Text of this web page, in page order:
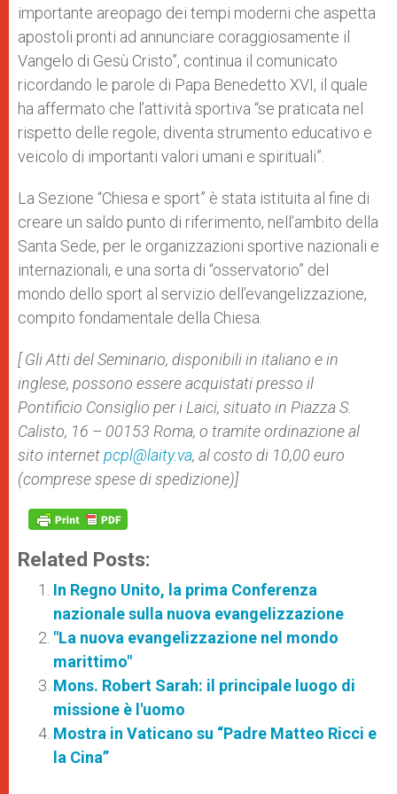
importante areopago dei tempi moderni che aspetta
apostoli pronti ad annunciare coraggiosamente il
Vangelo di Gesù Cristo”, continua il comunicato
ricordando le parole di Papa Benedetto XVI, il quale
ha affermato che l’attività sportiva “se praticata nel
rispetto delle regole, diventa strumento educativo e
veicolo di importanti valori umani e spirituali”.
La Sezione “Chiesa e sport” è stata istituita al fine di
creare un saldo punto di riferimento, nell’ambito della
Santa Sede, per le organizzazioni sportive nazionali e
internazionali, e una sorta di “osservatorio” del
mondo dello sport al servizio dell’evangelizzazione,
compito fondamentale della Chiesa.
[ Gli Atti del Seminario, disponibili in italiano e in
inglese, possono essere acquistati presso il
Pontificio Consiglio per i Laici, situato in Piazza S.
Calisto, 16 – 00153 Roma, o tramite ordinazione al
sito internetpcpl@laity.va, al costo di 10,00 euro
(comprese spese di spedizione)]
Related Posts:
In Regno Unito, la prima Conferenza
nazionale sulla nuova evangelizzazione
"La nuova evangelizzazione nel mondo
marittimo"
Mons. Robert Sarah: il principale luogo di
missione è l'uomo
Mostra in Vaticano su “Padre Matteo Ricci e
la Cina”